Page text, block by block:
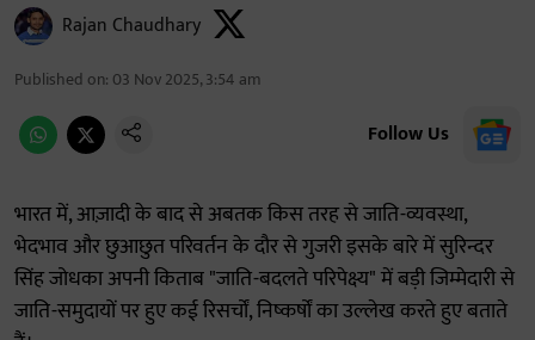
Rajan Chaudhary
Published on: 03 Nov 2025, 3:54 am
Follow Us
भारत में, आज़ादी के बाद से अबतक किस तरह से जाति-व्यवस्था,
भेदभाव और छुआछुत परिवर्तन के दौर से गुजरी इसके बारे में सुरिन्दर
सिंह जोधका अपनी किताब "जाति-बदलते परिपेक्ष्य" में बड़ी जिम्मेदारी से
जाति-समुदायों पर हुए कई रिसर्चों, निष्कर्षों का उल्लेख करते हुए बताते